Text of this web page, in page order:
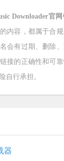
Downloader官
内容，都属于合
会有过期、删除
接的正确性和可
自行承担。
器